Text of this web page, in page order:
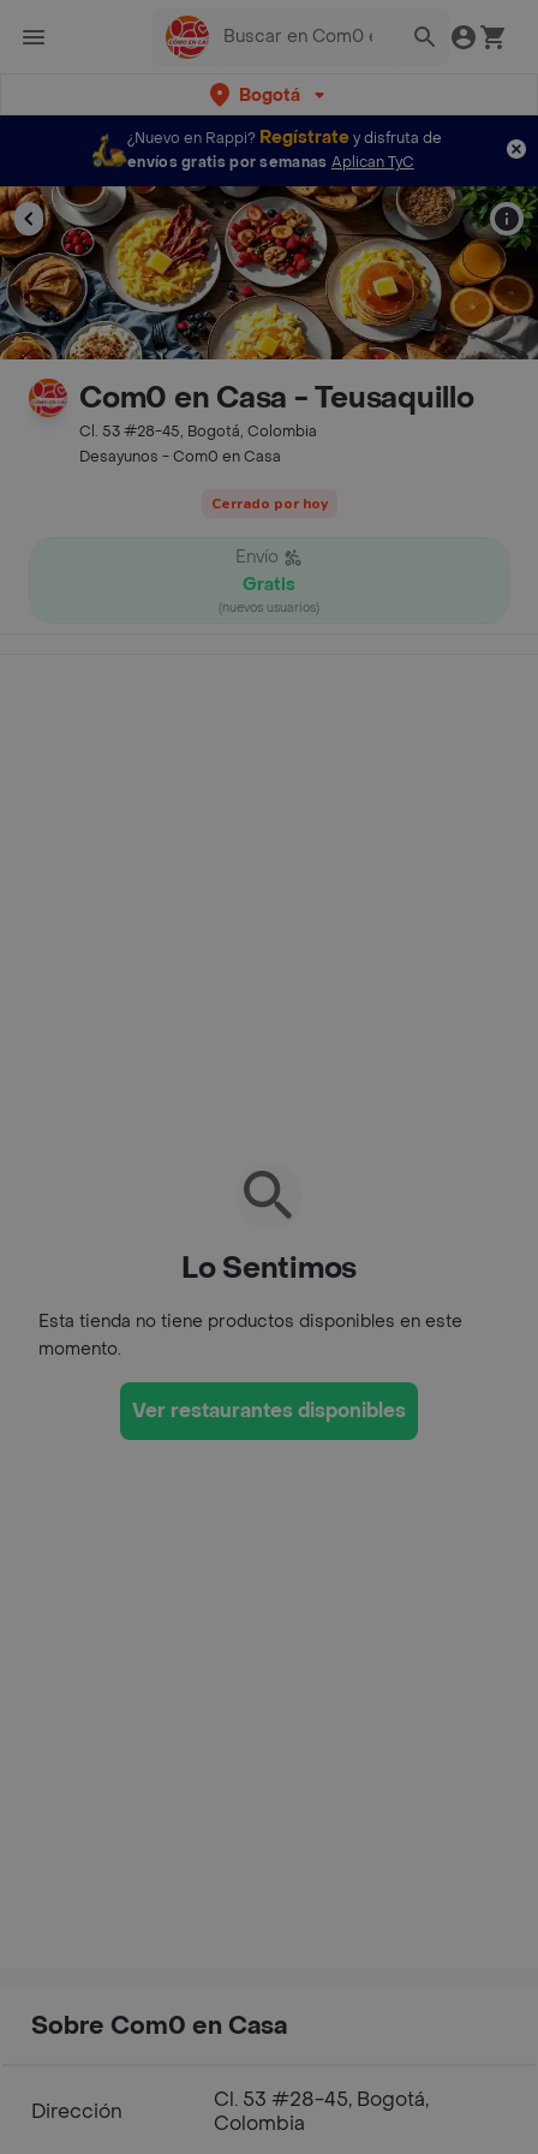
Bogotá
¿Nuevo en Rappi? Regístratey disfruta de
envíos gratis por semanas Aplican TyC
Com0 en Casa - Teusaquillo
Cl. 53 #28-45, Bogotá, Colombia
Desayunos - Com0 en Casa
Cerrado por hoy
Envío
Gratis
(nuevos usuarios)
Lo Sentimos
Esta tienda no tiene productos disponibles en este
momento.
Ver restaurantes disponibles
Sobre Com0 en Casa
Dirección
Cl. 53 #28-45, Bogotá,
Colombia